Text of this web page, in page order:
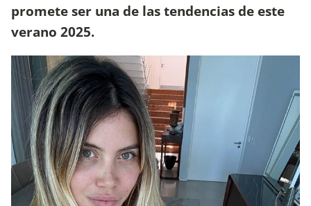
promete ser una de las tendencias de este
verano 2025.